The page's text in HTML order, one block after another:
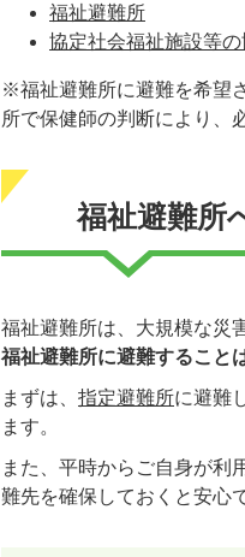
福祉避難所
協定社会福祉施設等
※福祉避難所に避難を希望
所で保健師の判断により、
福祉避難所
福祉避難所は、大規模な災
福祉避難所に避難すること
まずは、 指定避難所に避難
ます。
また、平時からご自身が利
難先を確保しておくと安心